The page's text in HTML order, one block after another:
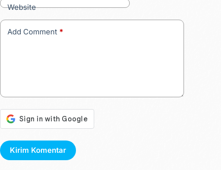
Website
Add Comment *
Kirim Komentar